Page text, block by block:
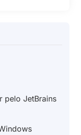
pelo JetBrains